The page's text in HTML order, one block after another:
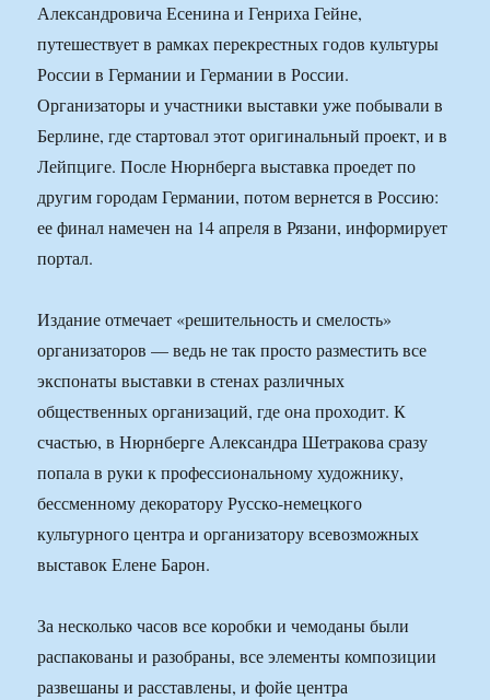
Александровича Есенина и Генриха Гейне,
путешествует в рамках перекрестных годов культуры
России в Германии и Германии в России.
Организаторы и участники выставки уже побывали в
Берлине, где стартовал этот оригинальный проект, и в
Лейпциге. После Нюрнберга выставка проедет по
другим городам Германии, потом вернется в Россию:
ее финал намечен на 14 апреля в Рязани, информирует
портал.
Издание отмечает «решительность и смелость»
организаторов — ведь не так просто разместить все
экспонаты выставки в стенах различных
общественных организаций, где она проходит. К
счастью, в Нюрнберге Александра Шетракова сразу
попала в руки к профессиональному художнику,
бессменному декоратору Русско-немецкого
культурного центра и организатору всевозможных
выставок Елене Барон.
За несколько часов все коробки и чемоданы были
распакованы и разобраны, все элементы композиции
развешаны и расставлены, и фойе центра